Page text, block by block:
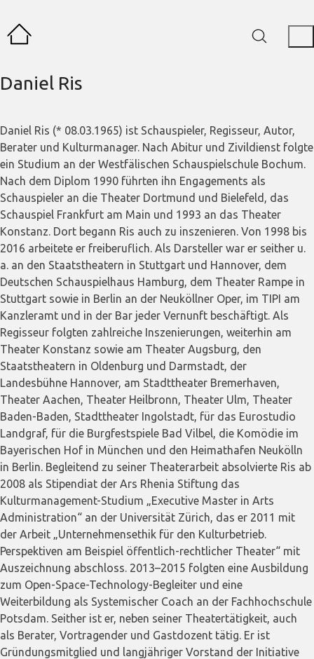
Daniel Ris
Daniel Ris (* 08.03.1965) ist Schauspieler, Regisseur, Autor,
Berater und Kulturmanager. Nach Abitur und Zivildienst folgte
ein Studium an der Westfälischen Schauspielschule Bochum.
Nach dem Diplom 1990 führten ihn Engagements als
Schauspieler an die Theater Dortmund und Bielefeld, das
Schauspiel Frankfurt am Main und 1993 an das Theater
Konstanz. Dort begann Ris auch zu inszenieren. Von 1998 bis
2016 arbeitete er freiberuflich. Als Darsteller war er seither u.
a. an den Staatstheatern in Stuttgart und Hannover, dem
Deutschen Schauspielhaus Hamburg, dem Theater Rampe in
Stuttgart sowie in Berlin an der Neuköllner Oper, im TIPI am
Kanzleramt und in der Bar jeder Vernunft beschäftigt. Als
Regisseur folgten zahlreiche Inszenierungen, weiterhin am
Theater Konstanz sowie am Theater Augsburg, den
Staatstheatern in Oldenburg und Darmstadt, der
Landesbühne Hannover, am Stadttheater Bremerhaven,
Theater Aachen, Theater Heilbronn, Theater Ulm, Theater
Baden-Baden, Stadttheater Ingolstadt, für das Eurostudio
Landgraf, für die Burgfestspiele Bad Vilbel, die Komödie im
Bayerischen Hof in München und den Heimathafen Neukölln
in Berlin. Begleitend zu seiner Theaterarbeit absolvierte Ris ab
2008 als Stipendiat der Ars Rhenia Stiftung das
Kulturmanagement-Studium „Executive Master in Arts
Administration“ an der Universität Zürich, das er 2011 mit
der Arbeit „Unternehmensethik für den Kulturbetrieb.
Perspektiven am Beispiel öffentlich-rechtlicher Theater“ mit
Auszeichnung abschloss. 2013–2015 folgten eine Ausbildung
zum Open-Space-Technology-Begleiter und eine
Weiterbildung als Systemischer Coach an der Fachhochschule
Potsdam. Seither ist er, neben seiner Theatertätigkeit, auch
als Berater, Vortragender und Gastdozent tätig. Er ist
Gründungsmitglied und langjähriger Vorstand der Initiative